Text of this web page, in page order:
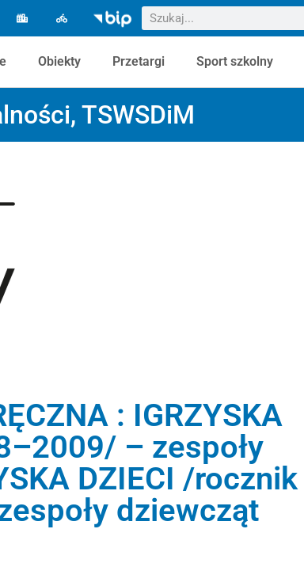
Obiekty Przetargi Sport szkolny
, TSWSDiM
: IGRZYSKA
– zespoły
DZIECI /rocznik
dziewcząt